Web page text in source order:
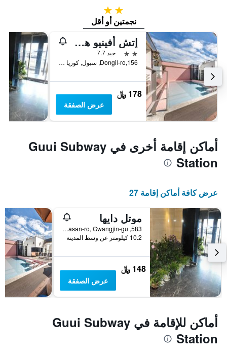
2 نجمتين
نجمتين أو أقل
إتش أفينيو هوتل كونداي
2 نجمتين
جيد 7.7
Dongil-ro,156, سيول, كوريا الجنوبية
178 ﷼
عرض الصفقة
أماكن إقامة أخرى في Guui Subway
Station
عرض كافة أماكن إقامة 27
موتل دايها
583, Achasan-ro, Gwangjin-gu, سيول, كوريا الجنوبية
10.2 كيلومتر عن وسط المدينة
148 ﷼
عرض الصفقة
أماكن للإقامة في Guui Subway
Station